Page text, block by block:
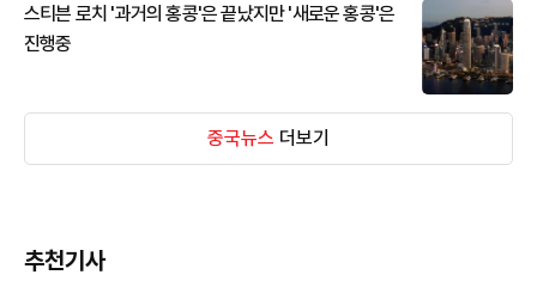
스티븐 로치 '과거의 홍콩'은 끝났지만 '새로운 홍콩'은
진행중
중국뉴스 더보기
추천기사